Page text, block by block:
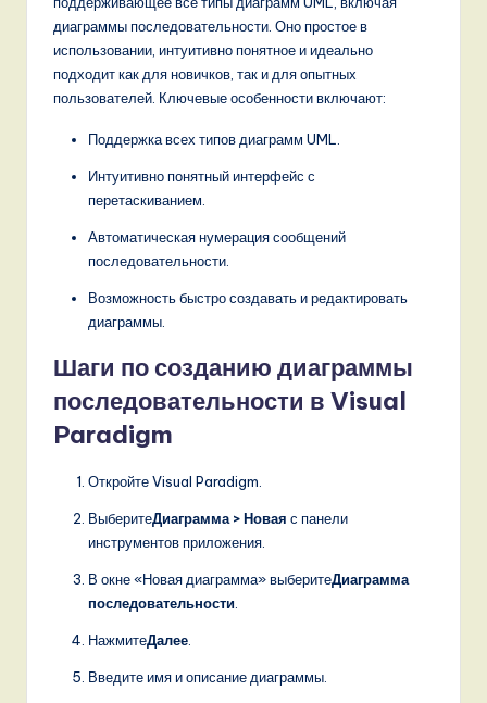
диаграммы последовательности. Оно простое в
использовании, интуитивно понятное и идеально
подходит как для новичков, так и для опытных
пользователей. Ключевые особенности включают:
Поддержка всех типов диаграмм UML.
Интуитивно понятный интерфейс с
перетаскиванием.
Автоматическая нумерация сообщений
последовательности.
Возможность быстро создавать и редактировать
диаграммы.
Шаги по созданию диаграммы
последовательности в Visual
Paradigm
Откройте Visual Paradigm.
ВыберитеДиаграмма > Новая с панели
инструментов приложения.
В окне «Новая диаграмма» выберитеДиаграмма
последовательности
НажмитеДалее
Введите имя и описание диаграммы.